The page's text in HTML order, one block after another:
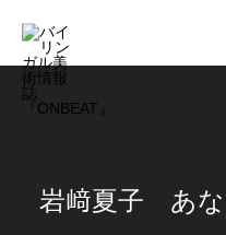
岩﨑夏子 あな